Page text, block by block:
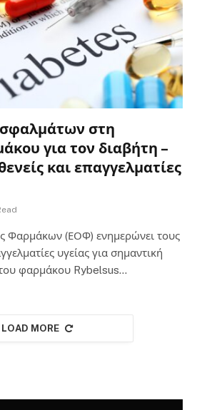
στη
για τον διαβήτη –
και επαγγελματίες
Φαρμάκων (ΕΟΦ) ενημερώνει τους
υγείας για σημαντική
φαρμάκου Rybelsus…
LOAD MORE